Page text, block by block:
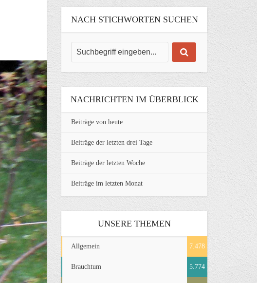
NACH STICHWORTEN SUCHEN
NACHRICHTEN IM ÜBERBLICK
Beiträge von heute
Beiträge der letzten drei Tage
Beiträge der letzten Woche
Beiträge im letzten Monat
UNSERE THEMEN
Allgemein 7.478
Brauchtum 5.774